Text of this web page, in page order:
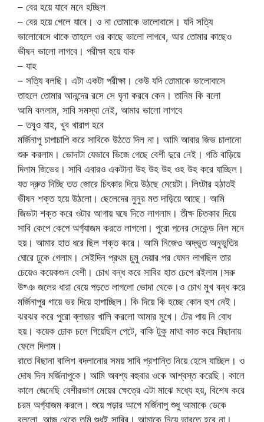
– বের হয়ে যাবে মনে হচ্ছিল
– বের হয়ে গেলে যাবে। ও না তোমাকে ভালোবাসে। যদি সত্যি
ভালোবেসে থাকে তাহলে ওর কাছে ভালো লাগবে, আর তোমার কাছেও
ভীষন ভালো লাগবে। পরীক্ষা হয়ে যাক
– যাহ
– সত্যি বলছি। এটা একটা পরীক্ষা। কেউ যদি তোমাকে ভালোবাসে
তাহলে তোমার আনন্দের রসে সে ঘৃনা করবে কেন। তানিম কি বলো
আমি বললাম, সাবি সমস্যা নেই, আমার ভালো লাগবে
– তবুও যাহ, খুব খারাপ হবে
মর্জিনাপু চাপাচাপি করে সাবিকে উঠতে দিল না। আমি আবার জিভ চালানো
শুরু করলাম। ভোদাটা যেভাবে ভিজে গেছে বেশী দুরে নেই। গতি বাড়িয়ে
দিলাম জিভের। সাবি এবারও একটানা উহ উহ উহ ওহ উহ করে যাচ্ছিল।
যত দ্রুত দিচ্ছি তত জোরে চিৎকার দিয়ে উঠছে মেয়েটা। লিংটার হঠাতই
ভীষন শক্ত হয়ে উঠলো। ছেলেদের নুনুর মত দাড়িয়ে আছে। আমি
জিভটা শক্ত করে ওটার আগায় ঘষে দিতে লাগলাম। তীক্ষ চিতকার দিয়ে
সাবি কেপে কেপে অর্গ্যাজম করতে লাগলো। পুরো পনের সেকেন্ড নিল মনে
হয়। আমার হাত ধরে ছিল শক্ত করে। আমি নিজেও অদ্ভুত অনুভুতির
ঘোরে ঢুকে গেলাম। সেইদিন প্রথম চুমু দেয়ার পর যেমন লাগছিল তার
চেয়েও কয়েকগুন বেশী। চোখ বন্ধ করে সাবির হাত চেপে রইলাম।সরু
উষ্ঞ জলের ধারা বেয়ে পড়তে লাগলো ভোদা থেকে।ও চোখ মুখ বন্ধ করে
মর্জিনাপুর গায়ে ভর দিয়ে হাপাচ্ছিল। কি দিয়ে কি হচ্ছে কোন হুশ নেই।
ঝরঝর করে পুরো ব্লাডার খালি করলো আমার মুখে। টের পায় নি বোধ
হয়। কয়েক ঢোক চলে গিয়েছিল পেটে, বাকি টুকু মাথা কাত করে বিছানায়
ফেলে দিলাম।
রাতে বিছানা বালিশ বদলানোর সময় সাবি প্রশান্তি নিয়ে হেসে যাচ্ছিল। ও
দোষ দিল মর্জিনাপুকে। আমি অবশ্য বহুবার ওকে আশ্বস্ত করেছি। কালে
কালে জেনেছি বেশীরভাগ মেয়ের ক্ষেত্রে এটা মাঝে মধ্যে হয়, বিশেষ করে
চরম অর্গ্যাজম করলে। শুয়ে পড়ার আগে মর্জিনাপু শুধু আমাকে ডেকে
বললো, আজ থেকে তুমি শুধুই সাবির। আমাকে নিয়ে ভাবতে হবে না।